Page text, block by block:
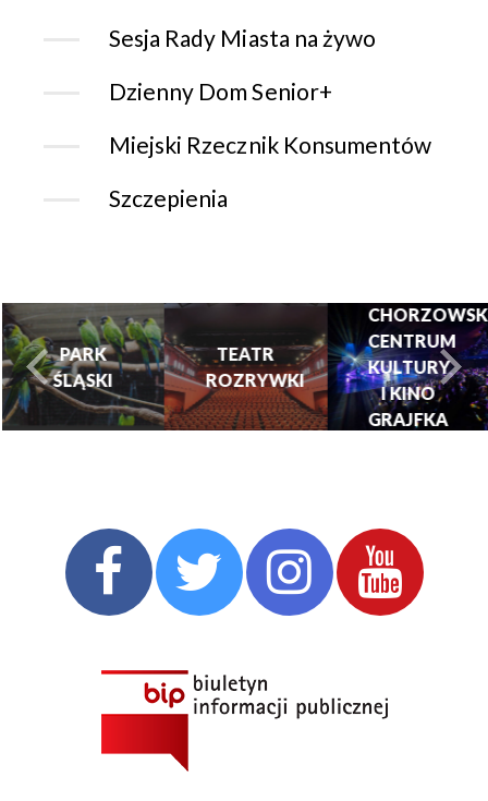
Sesja Rady Miasta na żywo
Dzienny Dom Senior+
Miejski Rzecznik Konsumentów
Szczepienia
PARK
ŚLĄSKI
TEATR
ROZRYWKI
CENTRUM
KULTURY
I KINO
GRAJFKA
turysta.Previous